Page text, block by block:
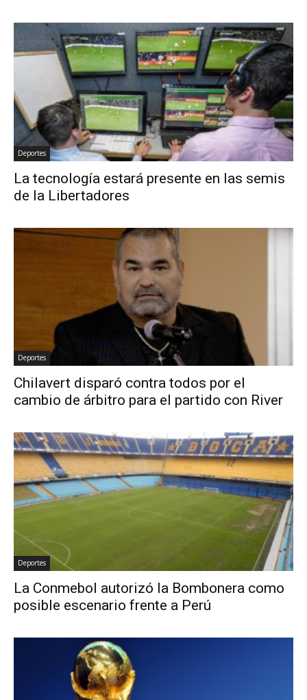
Deportes
La tecnología estará presente en las semis
de la Libertadores
Deportes
Chilavert disparó contra todos por el
cambio de árbitro para el partido con River
Deportes
La Conmebol autorizó la Bombonera como
posible escenario frente a Perú